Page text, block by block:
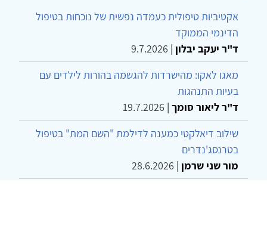
אקטיביות טיפולית כעמדה נפשית של נוכחות בטיפול
הדינמי הממוקד
ד"ר יעקב יבלון |
9.7.2026
מאגו לאקו: מהישרדות להגשמה בהורות לילדים עם
בעיות התנהגות
ד"ר ליאור סומך |
19.7.2026
שילוב דיאלקטי כמענה לדילמת "השם המת" בטיפול
בטרנסג'נדרים
מור שני שרמן |
28.6.2026